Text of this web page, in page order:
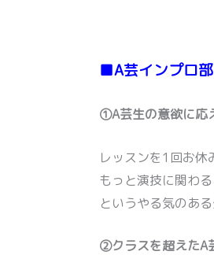
■A芸インプロ
①A芸生の意欲に応
レッスンを1回お休
もっと演技に関わ
というやる気のあ
②クラスを超えたA